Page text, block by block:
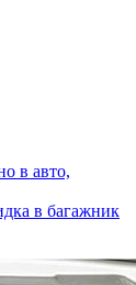
в авто,
в багажник